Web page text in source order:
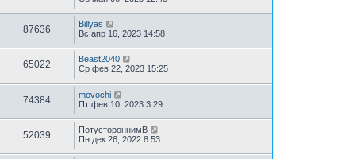
87636
Billyas
Вс апр 16, 2023 14:58
65022
Beast2040
Ср фев 22, 2023 15:25
74384
movochi
Пт фев 10, 2023 3:29
52039
ПотустороннимВ
Пн дек 26, 2022 8:53